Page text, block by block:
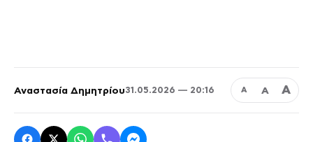
Αναστασία Δημητρίου31.05.2026 — 20:16 Α Α Α